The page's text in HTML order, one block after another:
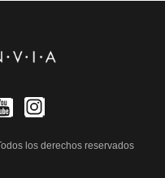
los derechos reservados